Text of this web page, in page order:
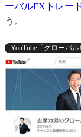
ーバルFXトレー
う。
YouTube「グローバ